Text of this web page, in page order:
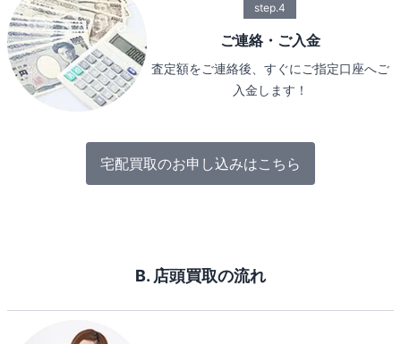
step.4
ご連絡・ご入金
査定額をご連絡後、すぐにご指定口座へご
入金します！
宅配買取のお申し込みはこちら
B. 店頭買取の流れ